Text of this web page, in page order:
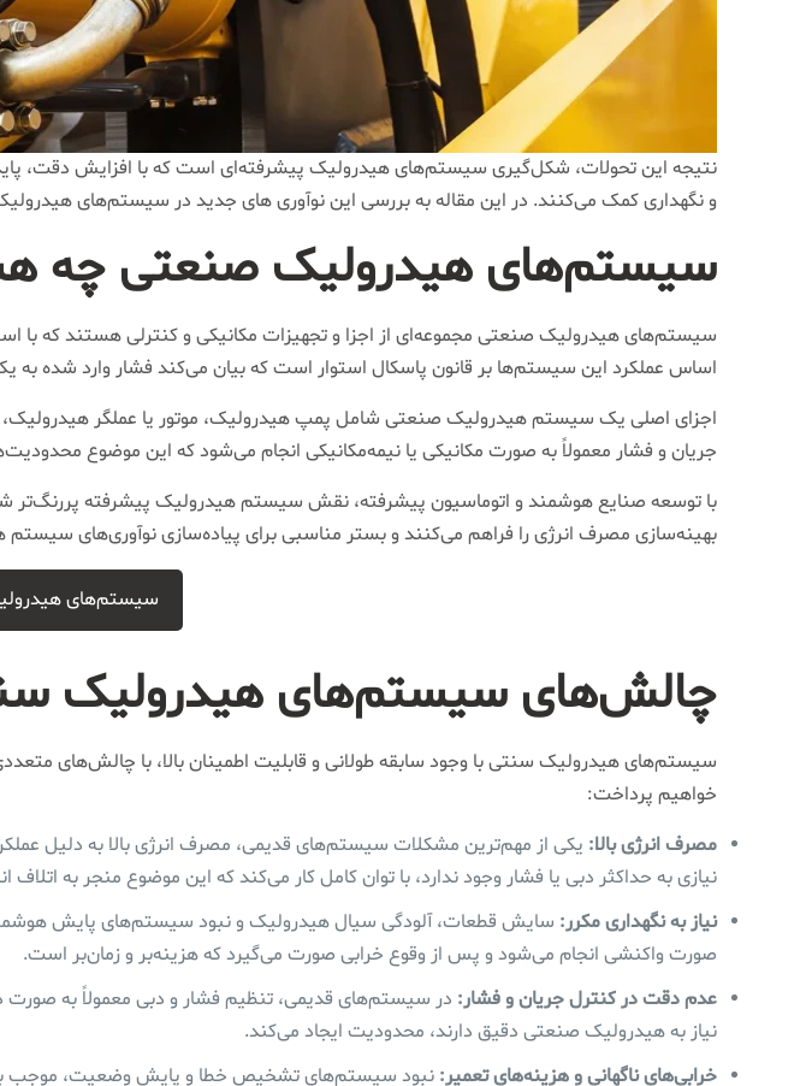
نتیجه این تحولات، شکل‌گیری سیستم‌های هیدرولیک پیشرفته‌ای است که با افزایش دقت،
و نگهداری کمک می‌کنند. در این مقاله به بررسی این نوآوری های جدید در سیستم‌های
سیستم‌های هیدرولیک صنعتی چه
سیستم‌های هیدرولیک صنعتی مجموعه‌ای از اجزا و تجهیزات مکانیکی و کنترلی هستند که با
اساس عملکرد این سیستم‌ها بر قانون پاسکال استوار است که بیان می‌کند فشار وارد شده
اجزای اصلی یک سیستم هیدرولیک صنعتی شامل پمپ هیدرولیک، موتور یا عملگر
جریان و فشار معمولاً به صورت مکانیکی یا نیمه‌مکانیکی انجام می‌شود که این موضوع
با توسعه صنایع هوشمند و اتوماسیون پیشرفته، نقش سیستم هیدرولیک پیشرفته پررنگ‌تر
بهینه‌سازی مصرف انرژی را فراهم می‌کنند و بستر مناسبی برای پیاده‌سازی نوآوری‌های
سیستم‌های
چالش‌های سیستم‌های هیدرولیک
سیستم‌های هیدرولیک سنتی با وجود سابقه طولانی و قابلیت اطمینان بالا، با چالش‌های
خواهیم پرداخت:
مصرف انرژی بالا: یکی از مهم‌ترین مشکلات سیستم‌های قدیمی، مصرف انرژی بالا به دلیل
نیازی به حداکثر دبی یا فشار وجود ندارد، با توان کامل کار می‌کند که این موضوع منجر به
نیاز به نگهداری مکرر: سایش قطعات، آلودگی سیال هیدرولیک و نبود سیستم‌های پایش
صورت واکنشی انجام می‌شود و پس از وقوع خرابی صورت می‌گیرد که هزینه‌بر و زمان‌بر است.
عدم دقت در کنترل جریان و فشار: در سیستم‌های قدیمی، تنظیم فشار و دبی معمولاً به صورت
نیاز به هیدرولیک صنعتی دقیق دارند، محدودیت ایجاد می‌کند.
خرابی‌های ناگهانی و هزینه‌های تعمیر: نبود سیستم‌های تشخیص خطا و پایش وضعیت، موجب بروز